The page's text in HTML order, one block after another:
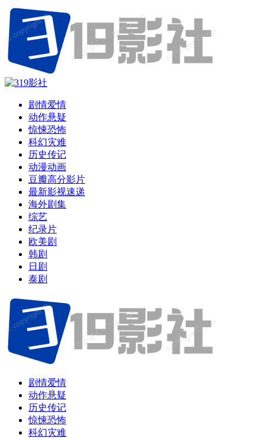
剧情爱情
动作悬疑
惊悚恐怖
科幻灾难
历史传记
动漫动画
豆瓣高分影片
最新影视速递
海外剧集
综艺
纪录片
欧美剧
韩剧
日剧
泰剧
剧情爱情
动作悬疑
历史传记
惊悚恐怖
科幻灾难